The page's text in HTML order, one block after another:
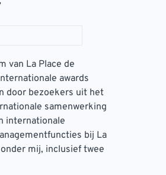
van La Place de
awards
door bezoekers uit het
samenwerking
internationale
bij La
mij, inclusief twee